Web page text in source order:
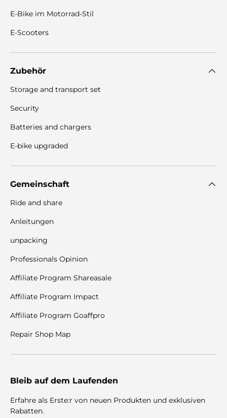
E-Bike im Motorrad-Stil
E-Scooters
Zubehör
Storage and transport set
Security
Batteries and chargers
E-bike upgraded
Gemeinschaft
Ride and share
Anleitungen
unpacking
Professionals Opinion
Affiliate Program Shareasale
Affiliate Program Impact
Affiliate Program Goaffpro
Repair Shop Map
Bleib auf dem Laufenden
Erfahre als Erste:r von neuen Produkten und exklusiven
Rabatten.